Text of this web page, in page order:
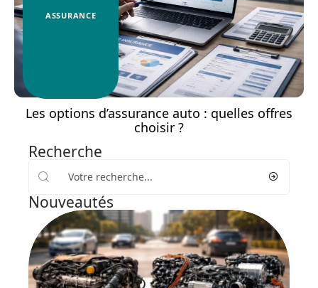
ASSURANCE
Les options d’assurance auto : quelles offres
choisir ?
Recherche
Nouveautés